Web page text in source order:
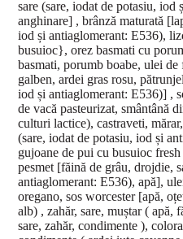
sare (sare, iodat de potasiu,
anghinare] , brânză maturată
iod și antiaglomerant: E536),
busuioc}, orez basmati cu
basmati, porumb boabe, ulei
galben, ardei gras rosu,
iod și antiaglomerant: E536)] ,
de vacă pasteurizat, smântână
culturi lactice), castraveti,
(sare, iodat de potasiu, iod și
gujoane de pui cu busuioc
pesmet [făină de grâu, drojdie,
antiaglomerant: E536), apă],
oregano, sos worcester [apă,
alb) , zahăr, sare, muștar ( apă,
sare, zahăr, condimente ),